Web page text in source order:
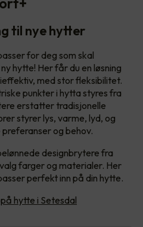
til nye hytter
for deg som skal
hytte! Her får du en løsning
med stor fleksibilitet.
punkter i hytta styres fra
erstatter tradisjonelle
styrer lys, varme, lyd, og
og behov.
designbrytere fra
farger og materialer. Her
perfekt inn på din hytte.
hytte i Setesdal